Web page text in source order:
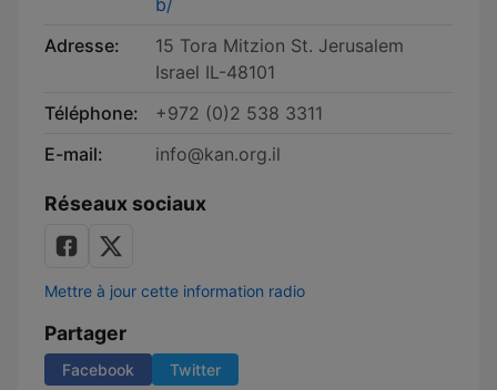
b/
Adresse:
15 Tora Mitzion St. Jerusalem
Israel IL-48101
Téléphone:
+972 (0)2 538 3311
E-mail:
info@kan.org.il
Réseaux sociaux
Mettre à jour cette information radio
Partager
Facebook Twitter